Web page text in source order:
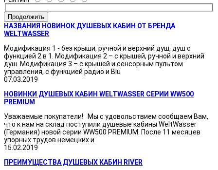
Продолжить
НАЗВАНИЯ НОВИНОК ДУШЕВЫХ КАБИН ОТ БРЕНДА
WELTWASSER
Модификация 1 - без крыши, ручной и верхний душ, душ с
функцией 2 в 1. Модификация 2 – с крышей, ручной и верхний
душ. Модификация 3 – с крышей и сенсорным пультом
управления, с функцией радио и Blu
07.03.2019
НОВИНКИ ДУШЕВЫХ КАБИН WELTWASSER СЕРИИ WW500
PREMIUM
Уважаемые покупатели! Мы с удовольствием сообщаем Вам,
что к нам на склад поступили душевые кабины WeltWasser
(Германия) новой серии WW500 PREMIUM. После 11 месяцев
упорных трудов немецких и
15.02.2019
ПРЕИМУЩЕСТВА ДУШЕВЫХ КАБИН RIVER